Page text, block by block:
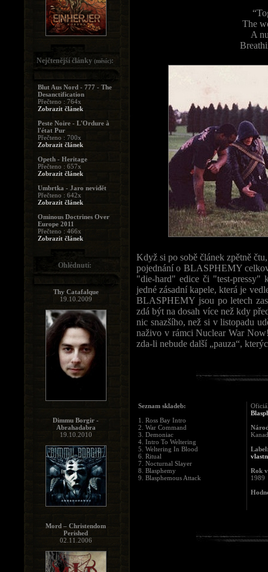
The
A
Když si po sobě článek zpětně
pojednání o BLASPHEMY
"die-hard" edice či "test-pressy"
jedné zásadní kapele, která je
BLASPHEMY jsou po letech
zdá být na dosah více než kdy
nic snazšího, než si v listopadu
naživo v rámci Nuclear War
zda-li nebude další „pauza“,
Seznam skladeb:
1. Ross Bay Intro
2. War Command
3. Demoniac
4. Intro To Weltering
5. Weltering In Blood
6. Ritual
7. Nocturnal Slayer
8. Blasphemy
9. Blasphemous Attack
Rok
1989
Nejčtenější články (měsíc):
Blut Aus Nord - 777 - The
Desanctification
Přečteno : 764x
Zobrazit článek
Peste Noire - L'Ordure à
l'état Pur
Přečteno : 700x
Zobrazit článek
Opeth - Heritage
Přečteno : 657x
Zobrazit článek
Umbrtka - Jaro nevidět
Přečteno : 642x
Zobrazit článek
Ominous Doctrines Over
Europe 2011
Přečteno : 466x
Zobrazit článek
Ohlédnutí:
Thy Catafalque
19.10.2009
Dimmu Borgir -
Abrahadabra
19.10.2010
Mord – Christendom
Perished
02.11.2006